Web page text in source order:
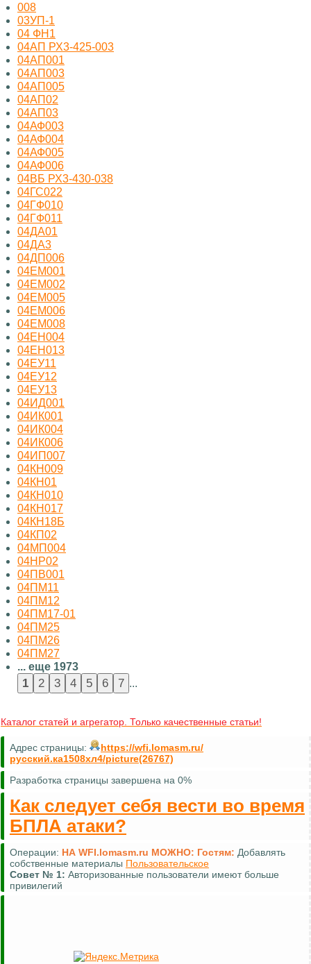
008
03УП-1
04 ФН1
04АП РХ3-425-003
04АП001
04АП003
04АП005
04АП02
04АП03
04АФ003
04АФ004
04АФ005
04АФ006
04ВБ РХ3-430-038
04ГС022
04ГФ010
04ГФ011
04ДА01
04ДА3
04ДП006
04ЕМ001
04ЕМ002
04ЕМ005
04ЕМ006
04ЕМ008
04ЕН004
04ЕН013
04ЕУ11
04ЕУ12
04ЕУ13
04ИД001
04ИК001
04ИК004
04ИК006
04ИП007
04КН009
04КН01
04КН010
04КН017
04КН18Б
04КП02
04МП004
04НР02
04ПВ001
04ПМ11
04ПМ12
04ПМ17-01
04ПМ25
04ПМ26
04ПМ27
... еще 1973
...
Каталог статей и агрегатор. Только качественные статьи!
Адрес страницы:
https://wfi.lomasm.ru/
русский.ка1508хл4/picture(26767)
Разработка страницы завершена на 0%
Как следует себя вести во время
БПЛА атаки?
Операции: НА WFI.lomasm.ru МОЖНО: Гостям:
Комментировать (почти везде)
Совет № 2: Для удобной навигации используйтекарту сайта